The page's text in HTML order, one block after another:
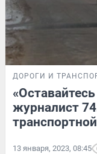
ДОРОГИ И
журналист
13 января, 2023, 08:45